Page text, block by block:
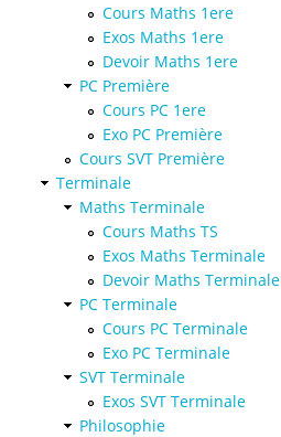
Cours Maths 1ere
Exos Maths 1ere
Devoir Maths 1ere
PC Première
Cours PC 1ere
Exo PC Première
Cours SVT Première
Terminale
Maths Terminale
Cours Maths TS
Exos Maths Terminale
Devoir Maths Terminale
PC Terminale
Cours PC Terminale
Exo PC Terminale
SVT Terminale
Exos SVT Terminale
Philosophie